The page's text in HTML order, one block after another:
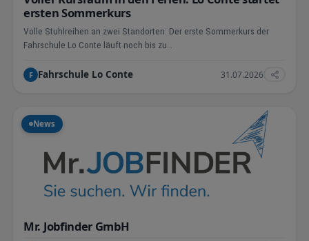
ersten Sommerkurs
Volle Stuhlreihen an zwei Standorten: Der erste Sommerkurs der
Fahrschule Lo Conte läuft noch bis zu…
F Fahrschule Lo Conte 31.07.2026
News
Mr. Jobfinder GmbH